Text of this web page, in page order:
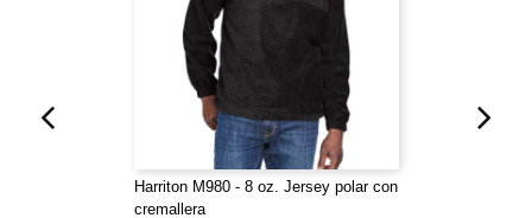
Harriton M980 - 8 oz. Jersey polar con
cremallera